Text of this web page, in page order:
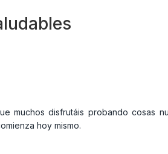
muchos disfrutáis probando cosas
hoy mismo.